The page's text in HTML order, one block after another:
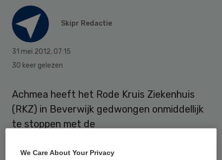
Skipr Redactie
31 mei 2012, 07:15
30 keer gelezen
Achmea heeft het Rode Kruis Ziekenhuis
(RKZ) in Beverwijk gedwongen onmiddellijk
te stoppen met de
Medisch Centrum Alkmaar (MCA). Dat meldt
We Care About Your Privacy